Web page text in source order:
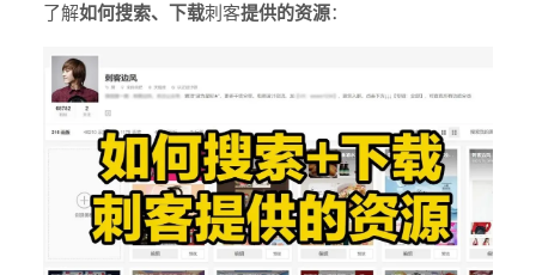
了解如何搜索、下载刺客提供的资源：